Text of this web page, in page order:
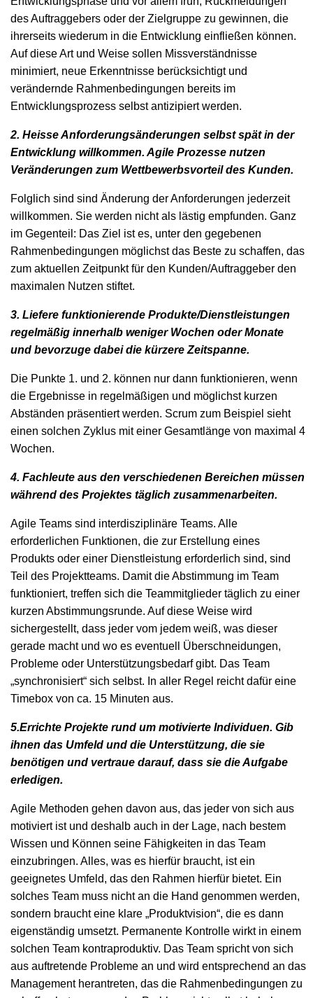
des Auftraggebers oder der Zielgruppe zu gewinnen, die
ihrerseits wiederum in die Entwicklung einfließen können.
Auf diese Art und Weise sollen Missverständnisse
minimiert, neue Erkenntnisse berücksichtigt und
verändernde Rahmenbedingungen bereits im
Entwicklungsprozess selbst antizipiert werden.
2. Heisse Anforderungsänderungen selbst spät in der
Entwicklung willkommen. Agile Prozesse nutzen
Veränderungen zum Wettbewerbsvorteil des Kunden.
Folglich sind sind Änderung der Anforderungen jederzeit
willkommen. Sie werden nicht als lästig empfunden. Ganz
im Gegenteil: Das Ziel ist es, unter den gegebenen
Rahmenbedingungen möglichst das Beste zu schaffen, das
zum aktuellen Zeitpunkt für den Kunden/Auftraggeber den
maximalen Nutzen stiftet.
3. Liefere funktionierende Produkte/Dienstleistungen
regelmäßig innerhalb weniger Wochen oder Monate
und bevorzuge dabei die kürzere Zeitspanne.
Die Punkte 1. und 2. können nur dann funktionieren, wenn
die Ergebnisse in regelmäßigen und möglichst kurzen
Abständen präsentiert werden. Scrum zum Beispiel sieht
einen solchen Zyklus mit einer Gesamtlänge von maximal 4
Wochen.
4. Fachleute aus den verschiedenen Bereichen müssen
während des Projektes täglich zusammenarbeiten.
Agile Teams sind interdisziplinäre Teams. Alle
erforderlichen Funktionen, die zur Erstellung eines
Produkts oder einer Dienstleistung erforderlich sind, sind
Teil des Projektteams. Damit die Abstimmung im Team
funktioniert, treffen sich die Teammitglieder täglich zu einer
kurzen Abstimmungsrunde. Auf diese Weise wird
sichergestellt, dass jeder vom jedem weiß, was dieser
gerade macht und wo es eventuell Überschneidungen,
Probleme oder Unterstützungsbedarf gibt. Das Team
„synchronisiert“ sich selbst. In aller Regel reicht dafür eine
Timebox von ca. 15 Minuten aus.
5.Errichte Projekte rund um motivierte Individuen. Gib
ihnen das Umfeld und die Unterstützung, die sie
benötigen und vertraue darauf, dass sie die Aufgabe
erledigen.
Agile Methoden gehen davon aus, das jeder von sich aus
motiviert ist und deshalb auch in der Lage, nach bestem
Wissen und Können seine Fähigkeiten in das Team
einzubringen. Alles, was es hierfür braucht, ist ein
geeignetes Umfeld, das den Rahmen hierfür bietet. Ein
solches Team muss nicht an die Hand genommen werden,
sondern braucht eine klare „Produktvision“, die es dann
eigenständig umsetzt. Permanente Kontrolle wirkt in einem
solchen Team kontraproduktiv. Das Team spricht von sich
aus auftretende Probleme an und wird entsprechend an das
Management herantreten, das die Rahmenbedingungen zu